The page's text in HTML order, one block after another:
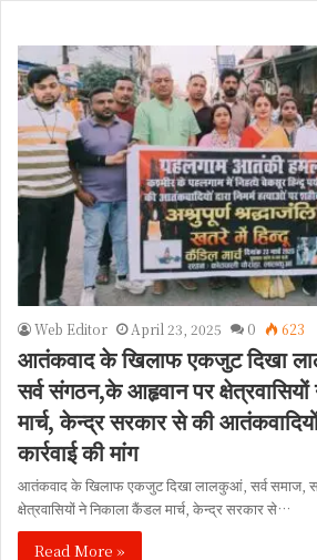
Web Editor April 23, 2025 0 623
आतंकवाद के खिलाफ एकजुट दिखा
सर्व संगठन,के आहृवान पर
मार्च, केन्द्र सरकार से की
कार्रवाई की मांग
आतंकवाद के खिलाफ एकजुट दिखा लालकुआं, सर्व समाज,
क्षेत्रवासियों ने निकाला कैंडल मार्च, केन्द्र सरकार से…
Read More »